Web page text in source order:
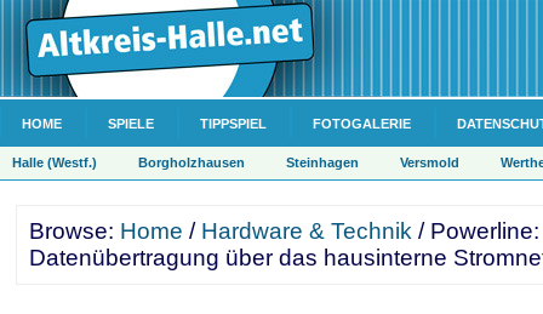
HOME SPIELE TIPPSPIEL FOTOGALERIE
Halle (Westf.) Borgholzhausen Steinhagen Versmold
Browse: Home / Hardware & Technik / Powerline:
Datenübertragung über das hausinterne